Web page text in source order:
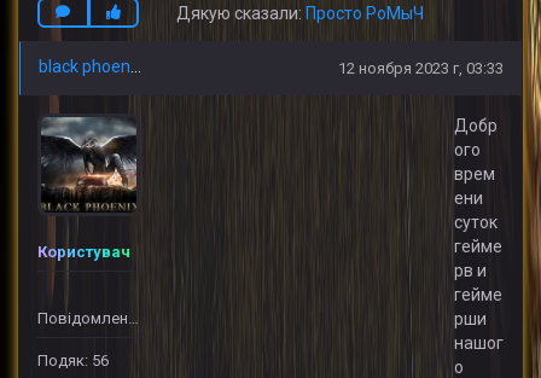
Дякую сказали: Просто РоМыЧ
12 ноября 2023 г, 03:33
Користувач
Подяк: 56
Добр
ого
врем
ени
суток
гейме
рв и
гейме
рши
нашог
о